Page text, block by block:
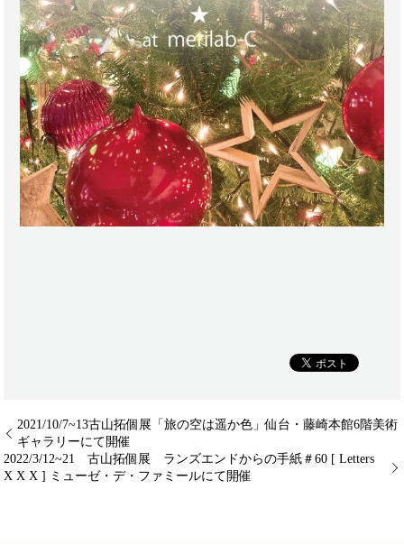
2021/10/7~13古山拓個展「旅の空は遥か色」仙台・藤崎本館6階美術
ギャラリーにて開催
2022/3/12~21 古山拓個展 ランズエンドからの手紙＃60 [ Letters
X X X ] ミューゼ・デ・ファミールにて開催